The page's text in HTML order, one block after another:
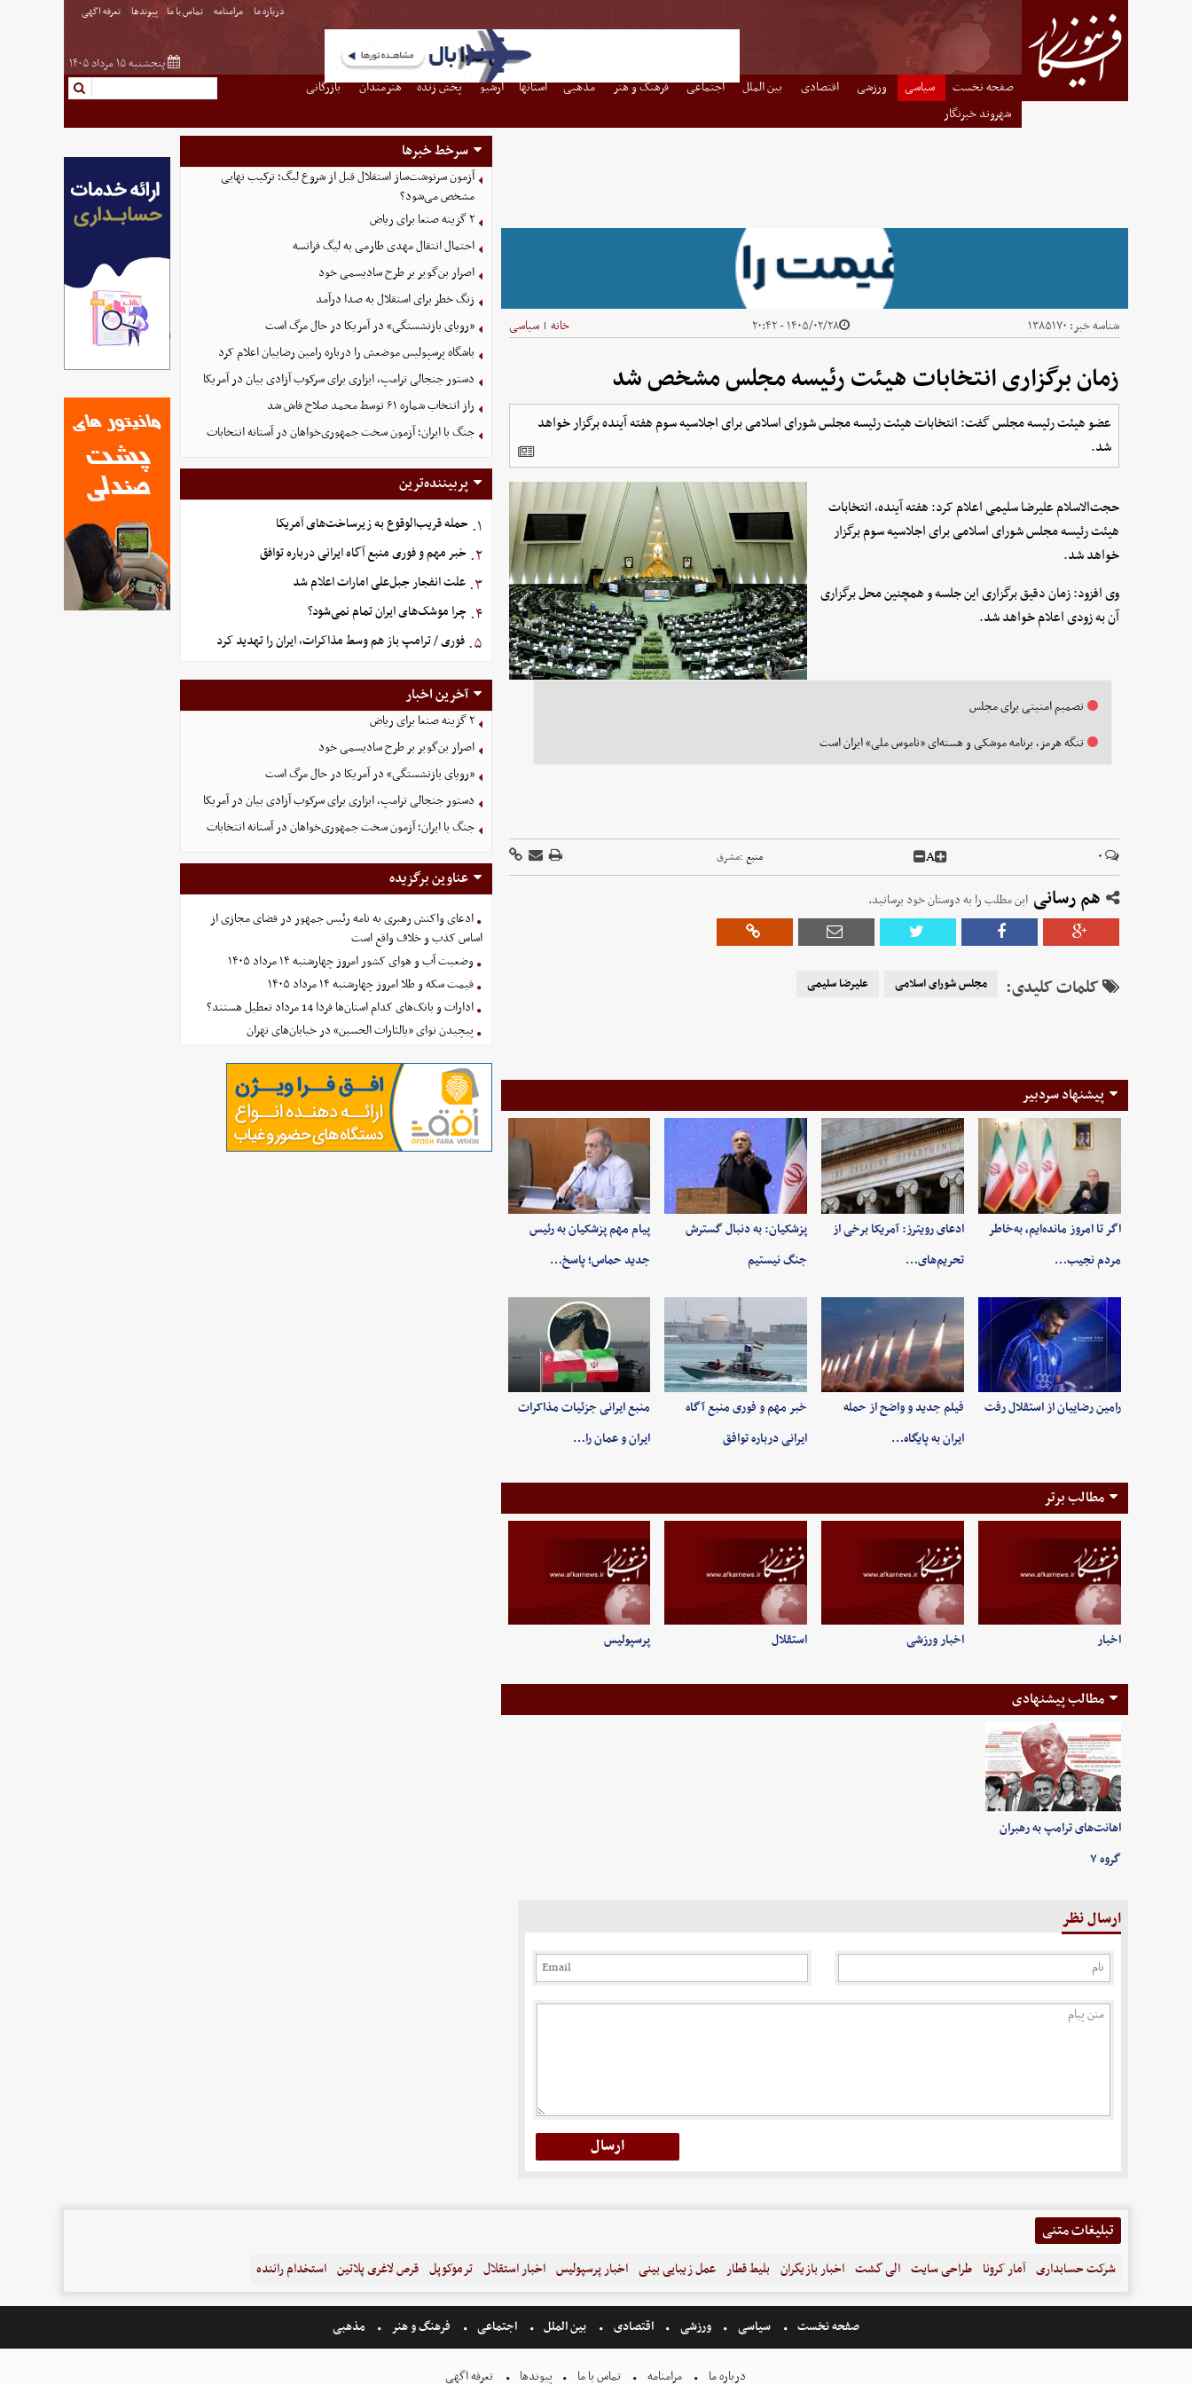
درباره ما مرامنامه تماس با ما پیوندها تعرفه اگهی
پنجشنبه ۱۵ مرداد ۱۴۰۵
صفحه نخست سیاسی ورزشی اقتصادی بین الملل اجتماعی فرهنگ و هنر مذهبی استانها آرشیو پخش زنده هنرمندان
بازرگانی
شهروند خبرنگار
شناسه خبر: ۱۳۸۵۱۷۰ ۱۴۰۵/۰۲/۲۸ - ۲۰:۴۲ خانه | سیاسی
زمان برگزاری انتخابات هیئت رئیسه مجلس مشخص شد
عضو هیئت رئیسه مجلس گفت: انتخابات هیئت رئیسه مجلس شورای اسلامی برای اجلاسیه‌ سوم هفته‌ آینده برگزار خواهد
شد.
حجت‌الاسلام علیرضا سلیمی اعلام کرد: هفته آینده، انتخابات
هیئت رئیسه مجلس شورای اسلامی برای اجلاسیه سوم برگزار
خواهد شد.
وی افزود: زمان دقیق برگزاری این جلسه و همچنین محل برگزاری
آن به زودی اعلام خواهد شد.
تصمیم امنیتی برای مجلس
تنگه هرمز، برنامه موشکی و هسته‌ای «ناموس ملی» ایران است
۰ A منبع :مشرق
هم رسانی این مطلب را به دوستان خود برسانید.
کلمات کلیدی: مجلس شورای اسلامی علیرضا سلیمی
پیشنهاد سردبیر
اگر تا امروز مانده‌ایم، به‌خاطر
مردم نجیب…
ادعای رویترز: آمریکا برخی از
تحریم‌های…
پزشکیان: به‌ دنبال گسترش
جنگ نیستیم
پیام مهم پزشکیان به رئیس
جدید حماس؛ پاسخ…
رامین رضاییان از استقلال رفت
فیلم جدید و واضح از حمله
ایران به پایگاه…
خبر مهم و فوری منبع آگاه
ایرانی درباره توافق
منبع ایرانی جزئیات مذاکرات
ایران و عمان را…
مطالب برتر
اخبار اخبار ورزشی استقلال پرسپولیس
مطالب پیشنهادی
اهانت‌های ترامپ به رهبران
گروه ۷
ارسال نظر
سرخط خبرها
آزمون سرنوشت‌ساز استقلال قبل از شروع لیگ؛ ترکیب نهایی
مشخص می‌شود؟
۲ گزینه صنعا برای ریاض
احتمال انتقال مهدی طارمی به لیگ فرانسه
اصرار بن‌گویر بر طرح سادیسمی خود
زنگ خطر برای استقلال به صدا درآمد
«رویای بازنشستگی» در آمریکا در حال مرگ است
باشگاه پرسپولیس موضعش را درباره رامین رضاییان اعلام کرد
دستور جنجالی ترامپ، ابزاری برای سرکوب آزادی بیان در آمریکا
راز انتخاب شماره ۶۱ توسط محمد صلاح فاش شد
جنگ با ایران؛ آزمون سخت جمهوری‌خواهان در آستانه انتخابات
پربیننده‌ترین
۱. حمله قریب‌الوقوع به زیرساخت‌های آمریکا
۲. خبر مهم و فوری منبع آگاه ایرانی درباره توافق
۳. علت انفجار جبل‌علی امارات اعلام شد
۴. چرا موشک‌های ایران تمام نمی‌شود؟
۵. فوری / ترامپ باز هم وسط مذاکرات، ایران را تهدید کرد
آخرین اخبار
۲ گزینه صنعا برای ریاض
اصرار بن‌گویر بر طرح سادیسمی خود
«رویای بازنشستگی» در آمریکا در حال مرگ است
دستور جنجالی ترامپ، ابزاری برای سرکوب آزادی بیان در آمریکا
جنگ با ایران؛ آزمون سخت جمهوری‌خواهان در آستانه انتخابات
عناوین برگزیده
ادعای واکنش رهبری به نامه رئیس جمهور در فضای مجازی از
اساس کذب و خلاف واقع است
وضعیت آب و هوای کشور امروز چهارشنبه ۱۴ مرداد ۱۴۰۵
قیمت سکه و طلا امروز چهارشنبه ۱۴ مرداد ۱۴۰۵
ادارات و بانک‌های کدام استان‌ها فردا 14 مرداد تعطیل هستند؟
پیچیدن نوای «یالثارات الحسین» در خیابان‌های تهران
تبلیغات متنی
شرکت حسابداری آمار کرونا طراحی سایت الی گشت اخبار بازیگران بلیط قطار عمل زیبایی بینی اخبار پرسپولیس اخبار استقلال ترموکوپل قرص لاغری پلاتین استخدام راننده
صفحه نخست سیاسی ورزشی اقتصادی بین الملل اجتماعی فرهنگ و هنر مذهبی
درباره ما مرامنامه تماس با ما پیوندها تعرفه اگهی